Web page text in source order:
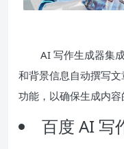
AI 写作生成器集
和背景信息自动撰写
功能，以确保生成内容
百度 AI 写